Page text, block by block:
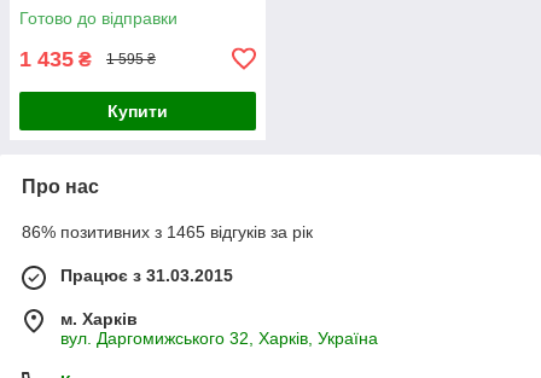
Готово до відправки
1 435 ₴ 1 595 ₴
Купити
Про нас
86% позитивних з 1465 відгуків за рік
Працює з 31.03.2015
м. Харків
вул. Даргомижського 32, Харків, Україна